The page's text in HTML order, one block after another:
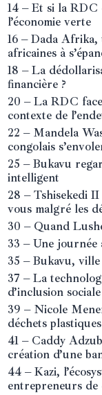
14 – Et si la
l’économie verte
16 – Dada Afrika,
africaines à
18 – La
financière ?
20 – La RDC
contexte de
22 – Mandela
congolais
25 – Bukavu
intelligent
28 – Tshisekedi
vous malgré les
30 – Quand
33 – Une
35 – Bukavu,
37 – La
d’inclusion
39 – Nicole
déchets
41 – Caddy
création d’une
44 – Kazi,
entrepreneurs de